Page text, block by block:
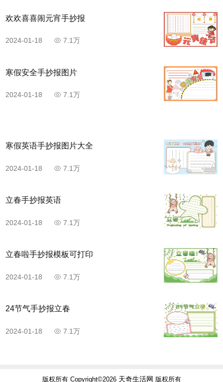
欢欢喜喜闹元宵手抄报
2024-01-18 7.1万
寒假安全手抄报图片
2024-01-18 7.1万
寒假英语手抄报图片大全
2024-01-18 7.1万
立春手抄报英语
2024-01-18 7.1万
立春啦手抄报模板可打印
2024-01-18 7.1万
24节气手抄报立春
2024-01-18 7.1万
版权所有 Copyright©2026 天奇生活网 版权所有